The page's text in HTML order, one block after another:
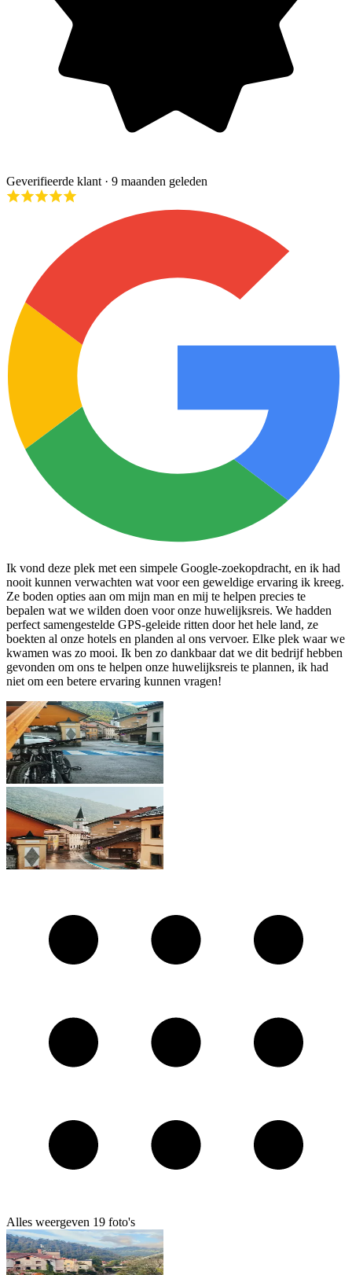
Geverifieerde klant· 9 maanden geleden
Ik vond deze plek met een simpele Google-zoekopdracht, en ik had
nooit kunnen verwachten wat voor een geweldige ervaring ik kreeg.
Ze boden opties aan om mijn man en mij te helpen precies te
bepalen wat we wilden doen voor onze huwelijksreis. We hadden
perfect samengestelde GPS-geleide ritten door het hele land, ze
boekten al onze hotels en planden al ons vervoer. Elke plek waar we
kwamen was zo mooi. Ik ben zo dankbaar dat we dit bedrijf hebben
gevonden om ons te helpen onze huwelijksreis te plannen, ik had
niet om een betere ervaring kunnen vragen!
Alles weergeven 19 foto's